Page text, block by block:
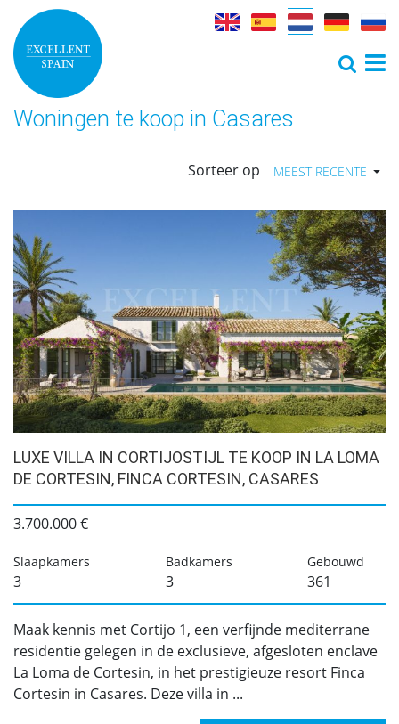
Woningen te koop in Casares
Sorteer op MEEST RECENTE
LUXE VILLA IN CORTIJOSTIJL TE KOOP IN LA LOMA
DE CORTESIN, FINCA CORTESIN, CASARES
3.700.000 €
Slaapkamers
3
Badkamers
3
Gebouwd
361
Maak kennis met Cortijo 1, een verfijnde mediterrane
residentie gelegen in de exclusieve, afgesloten enclave
La Loma de Cortesin, in het prestigieuze resort Finca
Cortesin in Casares. Deze villa in ...